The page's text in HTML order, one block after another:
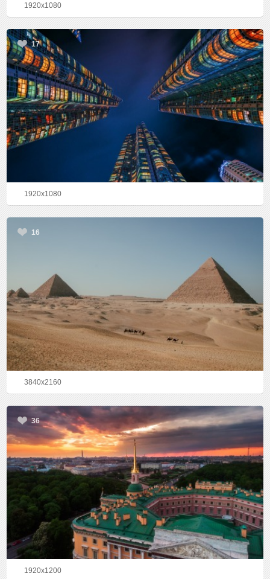
1920x1080
17
1920x1080
16
3840x2160
36
1920x1200